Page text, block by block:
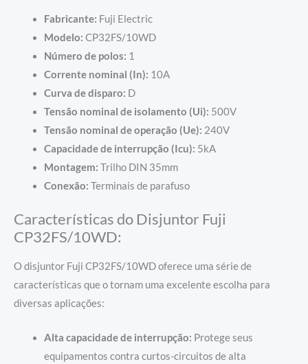
Fabricante: Fuji Electric
Modelo: CP32FS/10WD
Número de polos: 1
Corrente nominal (In): 10A
Curva de disparo: D
Tensão nominal de isolamento (Ui): 500V
Tensão nominal de operação (Ue): 240V
Capacidade de interrupção (Icu): 5kA
Montagem: Trilho DIN 35mm
Conexão: Terminais de parafuso
Características do Disjuntor Fuji
CP32FS/10WD:
O disjuntor Fuji CP32FS/10WD oferece uma série de
características que o tornam uma excelente escolha para
diversas aplicações:
Alta capacidade de interrupção: Protege seus
equipamentos contra curtos-circuitos de alta